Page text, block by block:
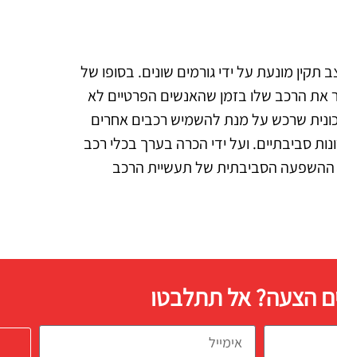
מונעת על ידי גורמים שונים. בסופו של
את הרכב שלו בזמן שהאנשים הפרטיים לא
שרכש על מנת להשמיש רכבים אחרים
סביבתיים. ועל ידי הכרה בערך בכלי רכב
ההשפעה הסביבתית של תעשיית הרכב
הצעה? אל תתלבטו